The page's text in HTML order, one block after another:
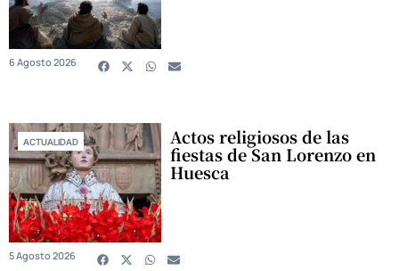
6 Agosto 2026
ACTUALIDAD Actos religiosos de las
fiestas de San Lorenzo en
Huesca
5 Agosto 2026